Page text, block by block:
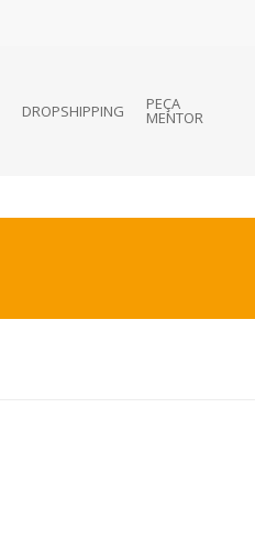
DROPSHIPPING PEÇA
MENTOR